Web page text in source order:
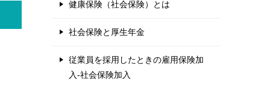
健康保険（社会保険）とは
社会保険と厚生年金
従業員を採用したときの雇用保険加
入-社会保険加入